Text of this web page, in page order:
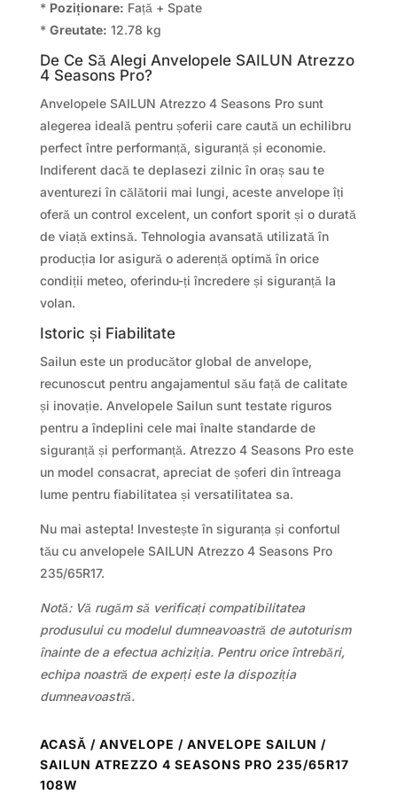
* Poziționare: Față + Spate
* Greutate: 12.78 kg
De Ce Să Alegi Anvelopele SAILUN Atrezzo
4 Seasons Pro?
Anvelopele SAILUN Atrezzo 4 Seasons Pro sunt
alegerea ideală pentru șoferii care caută un echilibru
perfect între performanță, siguranță și economie.
Indiferent dacă te deplasezi zilnic în oraș sau te
aventurezi în călătorii mai lungi, aceste anvelope îți
oferă un control excelent, un confort sporit și o durată
de viață extinsă. Tehnologia avansată utilizată în
producția lor asigură o aderență optimă în orice
condiții meteo, oferindu-ți încredere și siguranță la
volan.
Istoric și Fiabilitate
Sailun este un producător global de anvelope,
recunoscut pentru angajamentul său față de calitate
și inovație. Anvelopele Sailun sunt testate riguros
pentru a îndeplini cele mai înalte standarde de
siguranță și performanță. Atrezzo 4 Seasons Pro este
un model consacrat, apreciat de șoferi din întreaga
lume pentru fiabilitatea și versatilitatea sa.
Nu mai astepta! Investește în siguranța și confortul
tău cu anvelopele SAILUN Atrezzo 4 Seasons Pro
235/65R17.
Notă: Vă rugăm să verificați compatibilitatea
produsului cu modelul dumneavoastră de autoturism
înainte de a efectua achiziția. Pentru orice întrebări,
echipa noastră de experți este la dispoziția
dumneavoastră.
ACASĂ / ANVELOPE / ANVELOPE SAILUN /
SAILUN ATREZZO 4 SEASONS PRO 235/65R17
108W